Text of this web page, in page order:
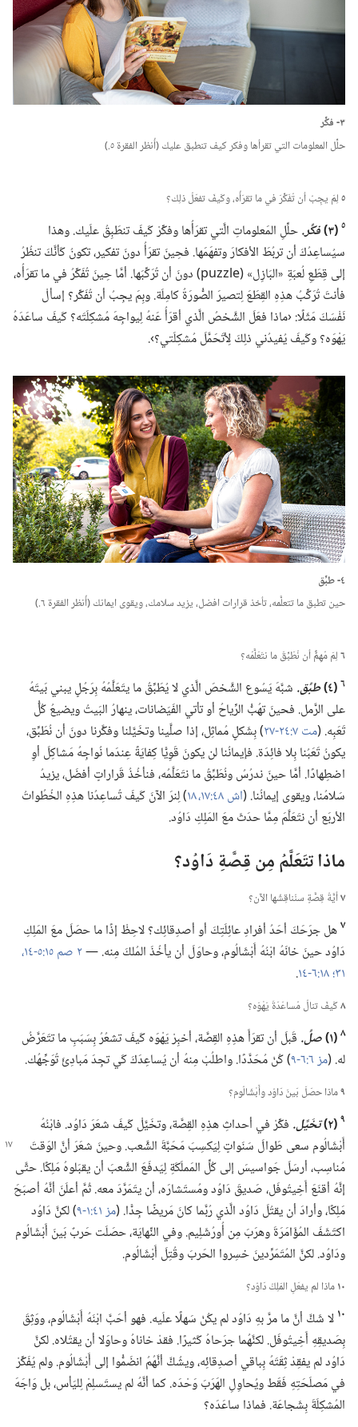
٣-‏ فكِّر
حلِّل المعلومات التي تقرأها وفكر كيف تنطبق عليك (‏أُنظر الفقرة ٥.‏)‏
٥لِمَ يجِبُ أن تُفَكِّرَ في ما تقرَأُه،‏ وكَيفَ تفعَلُ ذلِك؟‏
٥‏(‏٣)‏ فكِّر.‏حلِّلِ المَعلوماتِ الَّتي تقرَأُها وفكِّرْ كَيفَ تنطَبِقُ علَيك.‏ وهذا
سيُساعِدُكَ أن تربُطَ الأفكارَ وتفهَمَها.‏ فحِينَ تقرَأُ دونَ تفكير،‏ تكونُ كَأنَّكَ تنظُرُ
إلى قِطَعِ لُعبَةِ «البَازِل» (‏puzzle)‏ دونَ أن تُرَكِّبَها.‏ أمَّا حِينَ تُفَكِّرُ في ما تقرَأُه،‏
فأنتَ تُرَكِّبُ هذِهِ القِطَعَ لِتصيرَ الصُّورَةُ كامِلَة.‏ وبِمَ يجِبُ أن تُفَكِّر؟‏ إسألْ
نَفْسَكَ مَثَلًا:‏ ‹ماذا فعَلَ الشَّخصُ الَّذي أقرَأُ عَنهُ لِيواجِهَ مُشكِلَتَه؟‏ كَيفَ ساعَدَهُ
يَهْوَه؟‏ وكَيفَ يُفيدُني ذلِكَ لِأتَحَمَّلَ مُشكِلَتي؟‏›.‏
٤-‏ طبِّق
حين تطبق ما تتعلَّمه،‏ تأخذ قرارات افضل،‏ يزيد سلامك،‏ ويقوى ايمانك (‏أُنظر الفقرة ٦.‏)‏
٦لِمَ مُهِمٌّ أن نُطَبِّقَ ما نتَعَلَّمُه؟‏
٦‏(‏٤)‏ طبِّق.‏ شبَّهَ يَسُوع الشَّخصَ الَّذي لا يُطَبِّقُ ما يتَعَلَّمُهُ بِرَجُلٍ يبني بَيتَهُ
على الرَّمل.‏ فحينَ تهُبُّ الرِّياحُ أو تأتي الفَيَضانات،‏ ينهارُ البَيتُ ويضيعُ كُلُّ
تَعَبِه.‏ (‏مت ٧:‏٢٤-‏٢٧
‏)‏ بِشَكلٍ مُماثِل،‏ إذا صلَّينا وتخَيَّلنا وفكَّرنا دونَ أن نُطَبِّق،‏
يكونُ تَعَبُنا بِلا فائِدَة.‏ فإيمانُنا لن يكونَ قَوِيًّا كِفايَةً عِندَما نُواجِهُ مَشاكِلَ أوِ
اضطِهادًا.‏ أمَّا حينَ ندرُسُ ونُطَبِّقُ ما نتَعَلَّمُه،‏ فنأخُذُ قَراراتٍ أفضَل،‏ يزيدُ
سَلامُنا،‏ ويقوى إيمانُنا.‏ (‏اش ٤٨:‏١٧،‏ ١٨
‏)‏ لِنرَ الآنَ كَيفَ تُساعِدُنا هذِهِ الخُطُواتُ
الأربَع أن نتَعَلَّمَ مِمَّا حدَثَ معَ المَلِكِ دَاوُد.‏
ماذا تتَعَلَّمُ مِن قِصَّةِ دَاوُد؟‏
٧أيَّةُ قِصَّةٍ سنُناقِشُها الآن؟‏
٧هل جرَحَكَ أحَدُ أفرادِ عائِلَتِكَ أو أصدِقائِك؟‏ لاحِظْ إذًا ما حصَلَ معَ المَلِكِ
دَاوُد حينَ خانَهُ ابْنُهُ أَبْشَالُوم،‏ وحاوَلَ أن يأخُذَ المُلكَ مِنه.‏ —‏٢ صم ١٥:‏٥-‏١٤،‏
٣١؛‏
‏.‏
٨كَيفَ تنالُ مُساعَدَةَ يَهْوَه؟‏
٨‏(‏١)‏ صلِّ.‏ قَبلَ أن تقرَأَ هذِهِ القِصَّة،‏ أخبِرْ يَهْوَه كَيفَ تشعُرُ بِسَبَبِ ما تتَعَرَّضُ
له.‏ (‏مز ٦:‏٦-‏٩ ‏)‏ كُنْ مُحَدَّدًا.‏ واطلُبْ مِنهُ أن يُساعِدَكَ كَي تجِدَ مَبادِئَ تُوَجِّهُك.‏
٩ماذا حصَلَ بَينَ دَاوُد وأَبْشَالُوم؟‏
٩‏(‏٢)‏ تخَيَّل.‏ فكِّرْ في أحداثِ هذِهِ القِصَّة،‏ وتخَيَّلْ كَيفَ شعَرَ دَاوُد.‏ فابْنُهُ
أَبْشَالُوم سعى طَوالَ سَنَواتٍ لِيَكسِبَ مَحَبَّةَ الشَّعب.‏ وحينَ شعَرَأنَّ الوَقتَ
مُناسِب،‏ أرسَلَ جَواسيسَ إلى كُلِّ المَملَكَةِ لِيَدفَعَ الشَّعبَ أن يقبَلوهُ مَلِكًا.‏ حتَّى
إنَّهُ أقنَعَ أَخِيتُوفَل،‏ صَديقَ دَاوُد ومُستَشارَه،‏ أن يتَمَرَّدَ معه.‏ ثُمَّ أعلَنَ أنَّهُ أصبَحَ
مَلِكًا،‏ وأرادَ أن يقتُلَ دَاوُد الَّذي رُبَّما كانَ مَريضًا جِدًّا.‏ (‏مز ٤١:‏١-‏٩
‏)‏ لكنَّ دَاوُد
اكتَشَفَ المُؤَامَرَةَ وهرَبَ مِن أُورُشَلِيم.‏ وفي النِّهايَة،‏ حصَلَت حَربٌ بَينَ أَبْشَالُوم
ودَاوُد.‏ لكنَّ المُتَمَرِّدينَ خسِروا الحَربَ وقُتِلَ أَبْشَالُوم.‏
١٠ماذا لم يفعَلِ المَلِكُ دَاوُد؟‏
١٠ لا شَكَّ أنَّ ما مرَّ بهِ دَاوُد لم يكُنْ سَهلًا علَيه.‏ فهو أحَبَّ ابْنَهُ أَبْشَالُوم،‏ ووَثِقَ
بِصَديقِهِ أَخِيتُوفَل.‏ لكنَّهُما جرَحاهُ كَثيرًا.‏ فقدْ خاناهُ وحاوَلا أن يقتُلاه.‏ لكنَّ
دَاوُد لم يفقِدْ ثِقَتَهُ بِباقي أصدِقائِه،‏ ويشُكَّ أنَّهُمُ انضَمُّوا إلى أَبْشَالُوم.‏ ولم يُفَكِّرْ
في مَصلَحَتِهِ فَقَط ويُحاوِلِ الهَرَبَ وَحْدَه.‏ كما أنَّهُ لم يستَسلِمْ لِليَأس،‏ بل وَاجَهَ
المُشكِلَةَ بِشَجاعَة.‏ فماذا ساعَدَه؟‏